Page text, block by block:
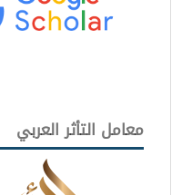
معامل التأثر العربي